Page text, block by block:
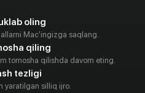
Obuna
oling
Mac'ingizga saqlang.
qiling
tomosha qilishda davom eting.
tezligi
yaratilgan silliq ijro.